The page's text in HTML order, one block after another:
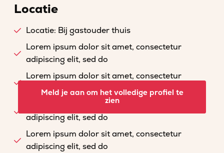
Locatie
Locatie: Bij gastouder thuis
Lorem ipsum dolor sit amet, consectetur
adipiscing elit, sed do
Lorem ipsum dolor sit amet, consectetur
adipiscing elit, sed do
Lorem ipsum dolor sit amet, consectetur
adipiscing elit, sed do
Lorem ipsum dolor sit amet, consectetur
adipiscing elit, sed do
Meld je aan om het volledige profiel te
zien